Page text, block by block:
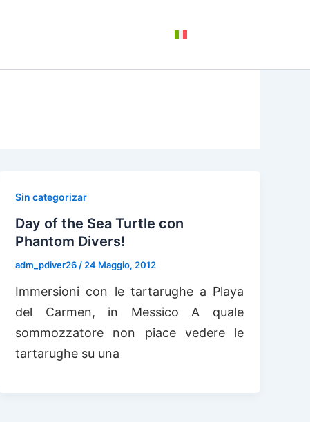
Sin categorizar
Day of the Sea Turtle con
Phantom Divers!
adm_pdiver26 / 24 Maggio, 2012
Immersioni con le tartarughe a Playa
del Carmen, in Messico A quale
sommozzatore non piace vedere le
tartarughe su una